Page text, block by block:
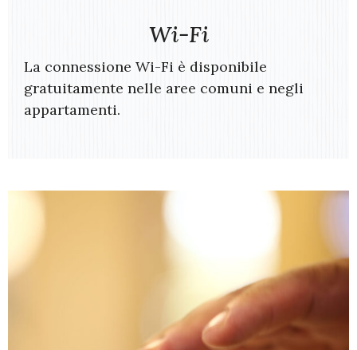
Wi-Fi
La connessione Wi-Fi è disponibile
gratuitamente nelle aree comuni e negli
appartamenti.